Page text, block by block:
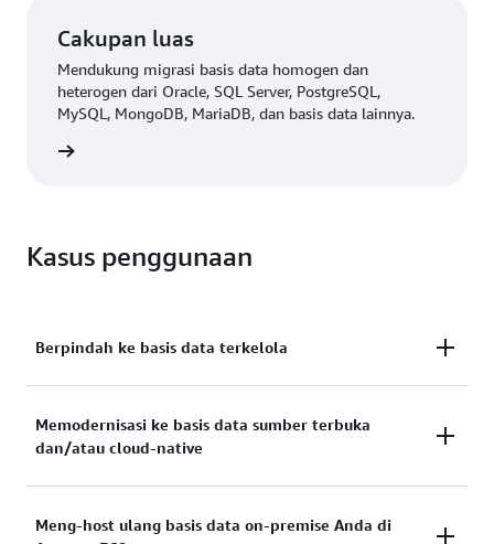
Cakupan luas
Mendukung migrasi basis data homogen dan
heterogen dari Oracle, SQL Server, PostgreSQL,
MySQL, MongoDB, MariaDB, dan basis data lainnya.
Kasus penggunaan
Berpindah ke basis data terkelola
Lakukan migrasi dari basis data warisan atau
premise ke layanancloud
migrasi yang disederhanakan, tanpa tugas
Memodernisasi ke basis data sumber terbuka
dan/atau cloud-native
meningkatkan ketersediaan, pemulihan bencana,
Meng-host ulang basis data on-premise Anda di